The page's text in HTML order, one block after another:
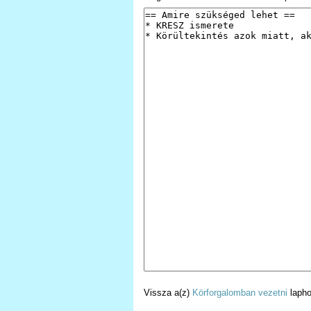
Vissza a(z) Körforgalomban vezetni